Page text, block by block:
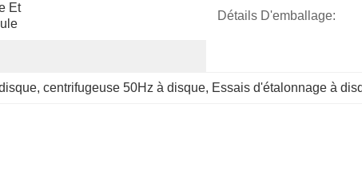
Et
Détails D'emballage:
, centrifugeuse 50Hz à disque, Essais d'étalonnage à